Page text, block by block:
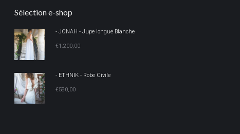
Sélection e-shop
- JONAH - Jupe longue Blanche
€1.200,00
- ETHNIK - Robe Civile
€580,00